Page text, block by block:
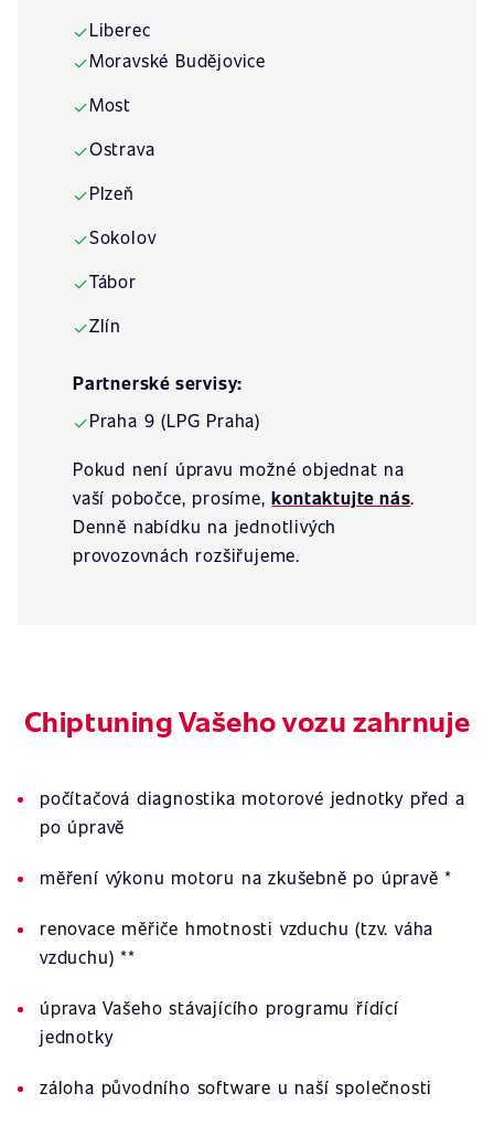
✓Liberec
✓Moravské Budějovice
✓Most
✓Ostrava
✓Plzeň
✓Sokolov
✓Tábor
✓Zlín
Partnerské servisy:
✓Praha 9 (LPG Praha)
Pokud není úpravu možné objednat na
vaší pobočce, prosíme,kontaktujte nás.
Denně nabídku na jednotlivých
provozovnách rozšiřujeme.
Chiptuning Vašeho vozu zahrnuje
počítačová diagnostika motorové jednotky před a
po úpravě
měření výkonu motoru na zkušebně po úpravě *
renovace měřiče hmotnosti vzduchu (tzv. váha
vzduchu) **
úprava Vašeho stávajícího programu řídící
jednotky
záloha původního software u naší společnosti